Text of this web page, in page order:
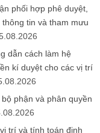
phối hợp phê duyệt,
tin và tham mưu
dẫn cách làm hệ
kí duyệt cho các vị trí
phận và phân quyền
trí và tính toán định